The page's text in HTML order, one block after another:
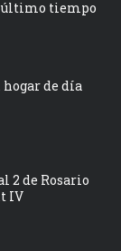
último tiempo
de día
2 de Rosario
IV